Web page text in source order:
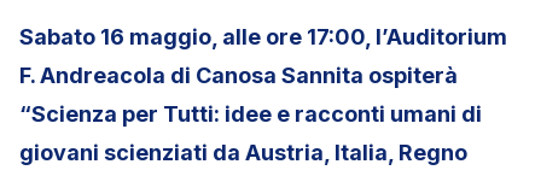
Sabato 16 maggio, alle ore 17:00, l’Auditorium
F. Andreacola di Canosa Sannita ospiterà
“Scienza per Tutti: idee e racconti umani di
giovani scienziati da Austria, Italia, Regno